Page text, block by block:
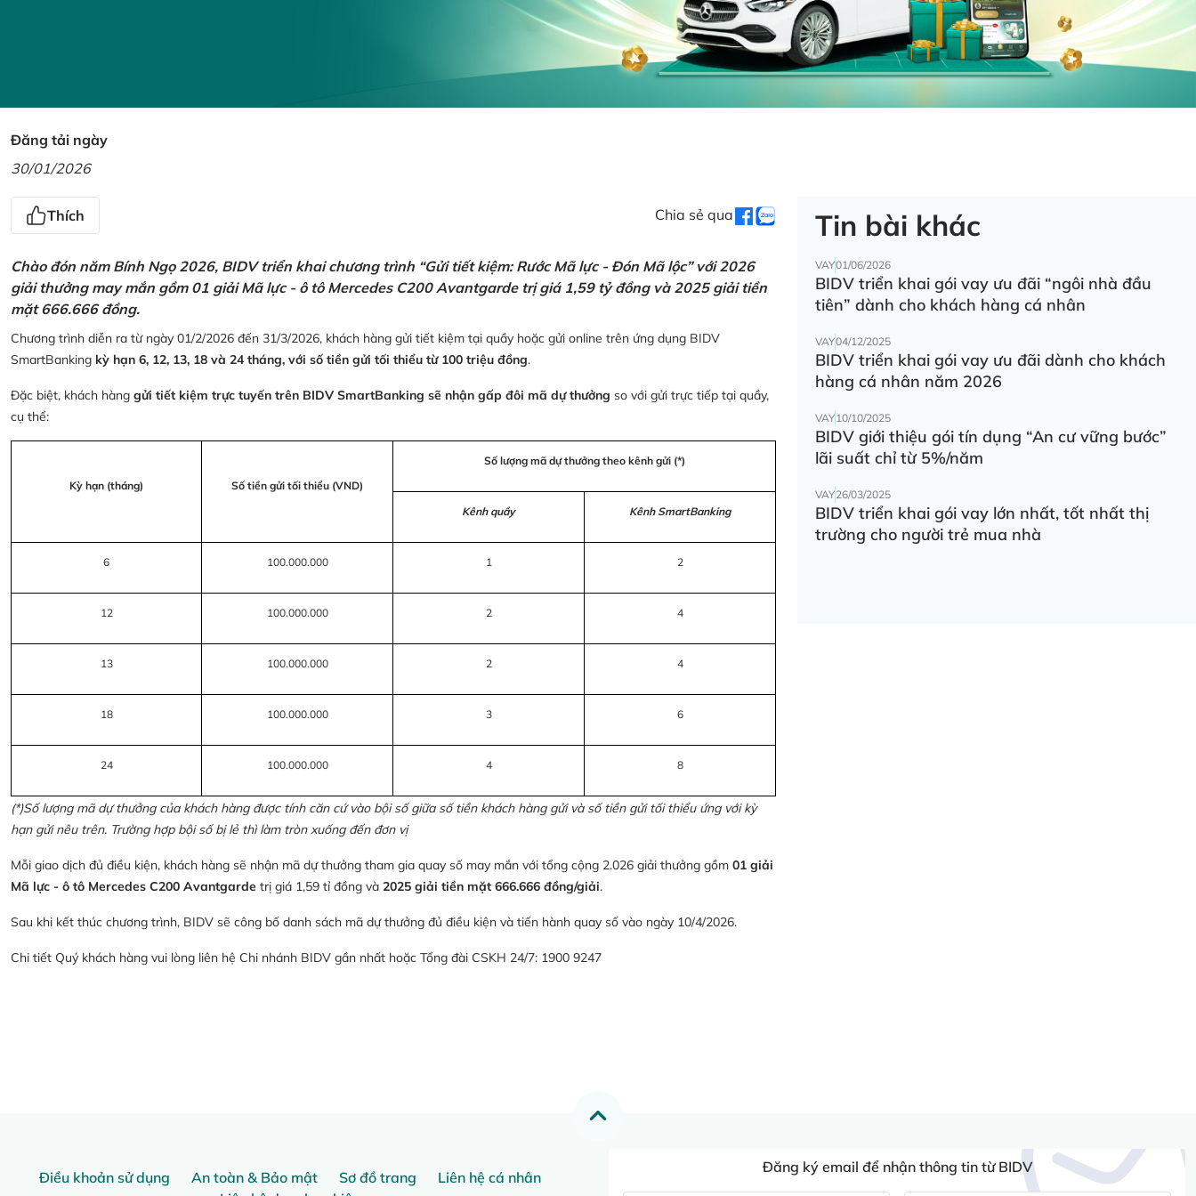
Đăng tải ngày
30/01/2026
Thích Chia sẻ qua
Chào đón năm Bính Ngọ 2026, BIDV triển khai chương trình “Gửi tiết kiệm: Rước Mã lực - Đón Mã lộc” với 2026
giải thưởng may mắn gồm 01 giải Mã lực - ô tô Mercedes C200 Avantgarde trị giá 1,59 tỷ đồng và 2025 giải tiền
mặt 666.666 đồng.
Chương trình diễn ra từ ngày 01/2/2026 đến 31/3/2026, khách hàng gửi tiết kiệm tại quầy hoặc gửi online trên ứng dụng BIDV
SmartBanking kỳ hạn 6, 12, 13, 18 và 24 tháng, với số tiền gửi tối thiểu từ 100 triệu đồng.
Đặc biệt, khách hàng gửi tiết kiệm trực tuyến trên BIDV SmartBanking sẽ nhận gấp đôi mã dự thưởng so với gửi trực tiếp tại quầy,
cụ thể:
Kỳ hạn (tháng) Số tiền gửi tối thiểu (VND)
Số lượng mã dự thưởng theo kênh gửi (*)
Kênh quầy Kênh SmartBanking
6 100.000.000 1 2
12 100.000.000 2 4
13 100.000.000 2 4
18 100.000.000 3 6
24 100.000.000 4 8
(*)Số lượng mã dự thưởng của khách hàng được tính căn cứ vào bội số giữa số tiền khách hàng gửi và số tiền gửi tối thiểu ứng với kỳ
hạn gửi nêu trên. Trường hợp bội số bị lẻ thì làm tròn xuống đến đơn vị
Mỗi giao dịch đủ điều kiện, khách hàng sẽ nhận mã dự thưởng tham gia quay số may mắn với tổng cộng 2.026 giải thưởng gồm 01 giải
Mã lực - ô tô Mercedes C200 Avantgarde trị giá 1,59 tỉ đồng và 2025 giải tiền mặt 666.666 đồng/giải.
Sau khi kết thúc chương trình, BIDV sẽ công bố danh sách mã dự thưởng đủ điều kiện và tiến hành quay số vào ngày 10/4/2026.
Chi tiết Quý khách hàng vui lòng liên hệ Chi nhánh BIDV gần nhất hoặc Tổng đài CSKH 24/7: 1900 9247
Tin bài khác
VAY01/06/2026
BIDV triển khai gói vay ưu đãi “ngôi nhà đầu
tiên” dành cho khách hàng cá nhân
VAY04/12/2025
BIDV triển khai gói vay ưu đãi dành cho khách
hàng cá nhân năm 2026
VAY10/10/2025
BIDV giới thiệu gói tín dụng “An cư vững bước”
lãi suất chỉ từ 5%/năm
VAY26/03/2025
BIDV triển khai gói vay lớn nhất, tốt nhất thị
trường cho người trẻ mua nhà
Điều khoản sử dụng An toàn & Bảo mật Sơ đồ trang
Liên hệ cá nhân
Đăng ký email để nhận thông tin từ BIDV